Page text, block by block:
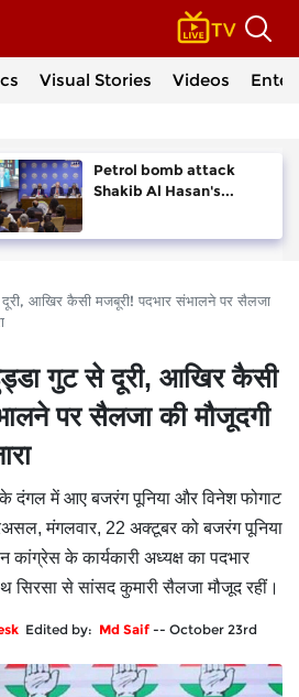
Visual Stories Videos
Petrol bomb attack
Shakib Al Hasan's...
आखिर कैसी मजबूरी! पदभार संभालने पर सैलजा
गुट से दूरी, आखिर कैसी
पर सैलजा की मौजूदगी
दंगल में आए बजरंग पूनिया और विनेश फोगाट
मंगलवार, 22 अक्टूबर को बजरंग पूनिया
कांग्रेस के कार्यकारी अध्यक्ष का पदभार
सिरसा से सांसद कुमारी सैलजा मौजूद रहीं।
Edited by: Md Saif -- October 23rd